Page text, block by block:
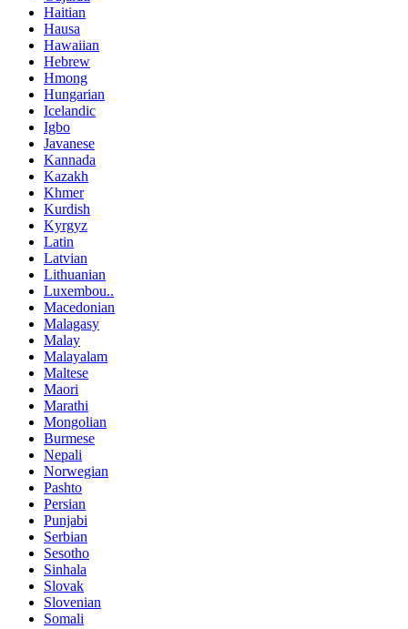
Haitian
Hausa
Hawaiian
Hebrew
Hmong
Hungarian
Icelandic
Igbo
Javanese
Kannada
Kazakh
Khmer
Kurdish
Kyrgyz
Latin
Latvian
Lithuanian
Luxembou..
Macedonian
Malagasy
Malay
Malayalam
Maltese
Maori
Marathi
Mongolian
Burmese
Nepali
Norwegian
Pashto
Persian
Punjabi
Serbian
Sesotho
Sinhala
Slovak
Slovenian
Somali